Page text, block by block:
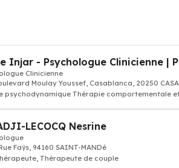
Injar - Psychologue Clinicienne |
Clinicienne
Moulay Youssef, Casablanca, 20250
psychodynamique Thérapie comportementale
LECOCQ Nesrine
Faÿs, 94160 SAINT-MANDé
Thérapeute de couple